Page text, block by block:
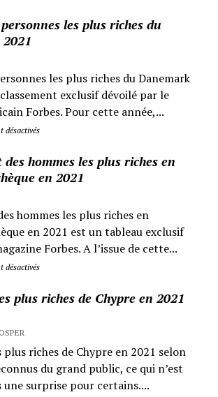
les plus riches du
les plus riches du Danemark
exclusif dévoilé par le
Forbes. Pour cette année,...
désactivés
des hommes les plus riches en
en 2021
hommes les plus riches en
en 2021 est un tableau exclusif
Forbes. A l’issue de cette...
désactivés
plus riches de Chypre en 2021
plus riches de Chypre en 2021 selon
du grand public, ce qui n’est
surprise pour certains....